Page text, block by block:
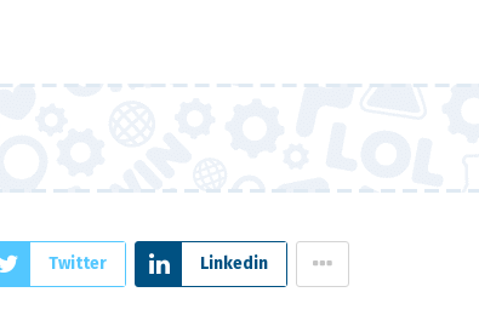
Twitter Linkedin